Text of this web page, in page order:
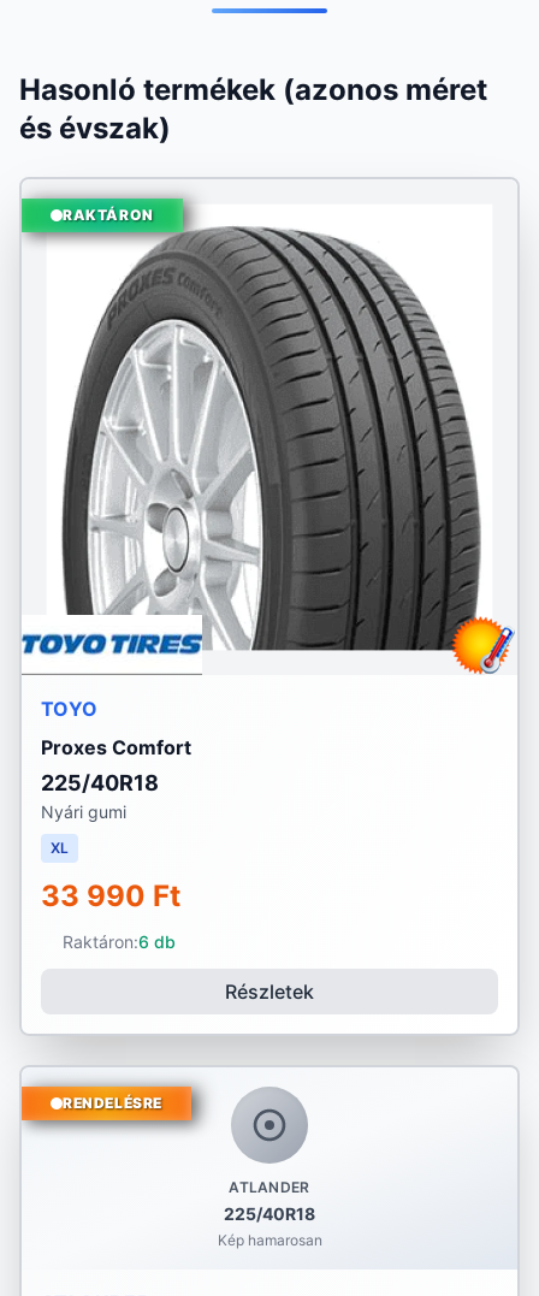
Hasonló termékek (azonos méret
és évszak)
RAKTÁRON
TOYO
Proxes Comfort
225/40R18
Nyári gumi
XL
33 990 Ft
Raktáron:6 db
Részletek
ATLANDER
225/40R18
Kép hamarosan
RENDELÉSRE